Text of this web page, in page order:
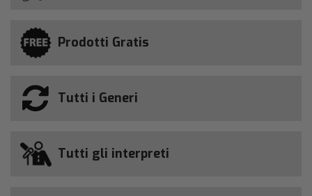
Prodotti Gratis
Tutti i Generi
Tutti gli interpreti